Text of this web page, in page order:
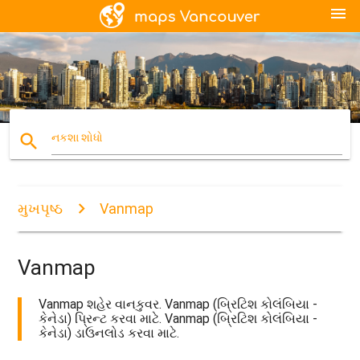
menu
search નકશા શોધો
મુખપૃષ્ઠ Vanmap
Vanmap
Vanmap શહેર વાનકુવર. Vanmap (બ્રિટિશ કોલંબિયા -
કેનેડા) પ્રિન્ટ કરવા માટે. Vanmap (બ્રિટિશ કોલંબિયા -
કેનેડા) ડાઉનલોડ કરવા માટે.